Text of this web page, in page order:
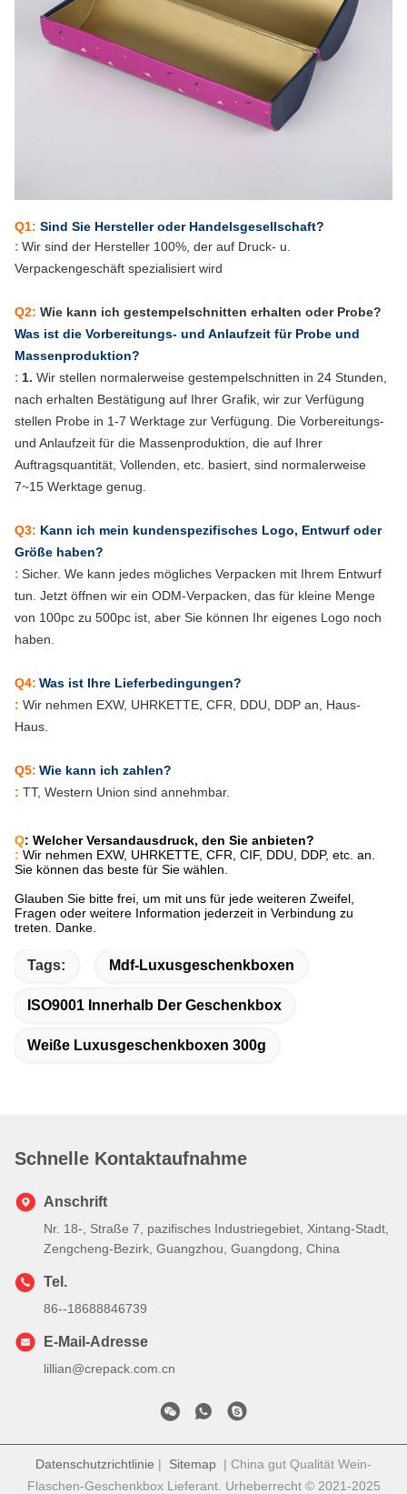
Q1: Sind Sie Hersteller oder Handelsgesellschaft?
: Wir sind der Hersteller 100%, der auf Druck- u.
Verpackengeschäft spezialisiert wird
Q2: Wie kann ich gestempelschnitten erhalten oder Probe?
Was ist die Vorbereitungs- und Anlaufzeit für Probe und
Massenproduktion?
: 1. Wir stellen normalerweise gestempelschnitten in 24 Stunden,
nach erhalten Bestätigung auf Ihrer Grafik, wir zur Verfügung
stellen Probe in 1-7 Werktage zur Verfügung. Die Vorbereitungs-
und Anlaufzeit für die Massenproduktion, die auf Ihrer
Auftragsquantität, Vollenden, etc. basiert, sind normalerweise
7~15 Werktage genug.
Q3: Kann ich mein kundenspezifisches Logo, Entwurf oder
Größe haben?
: Sicher. We kann jedes mögliches Verpacken mit Ihrem Entwurf
tun. Jetzt öffnen wir ein ODM-Verpacken, das für kleine Menge
von 100pc zu 500pc ist, aber Sie können Ihr eigenes Logo noch
haben.
Q4: Was ist Ihre Lieferbedingungen?
: Wir nehmen EXW, UHRKETTE, CFR, DDU, DDP an, Haus-
Haus.
Q5: Wie kann ich zahlen?
: TT, Western Union sind annehmbar.
Q: Welcher Versandausdruck, den Sie anbieten?
: Wir nehmen EXW, UHRKETTE, CFR, CIF, DDU, DDP, etc. an.
Sie können das beste für Sie wählen.
Glauben Sie bitte frei, um mit uns für jede weiteren Zweifel,
Fragen oder weitere Information jederzeit in Verbindung zu
treten. Danke.
Tags: Mdf-Luxusgeschenkboxen
ISO9001 Innerhalb Der Geschenkbox
Weiße Luxusgeschenkboxen 300g
Schnelle Kontaktaufnahme
Anschrift
Nr. 18-, Straße 7, pazifisches Industriegebiet, Xintang-Stadt,
Zengcheng-Bezirk, Guangzhou, Guangdong, China
Tel.
86--18688846739
E-Mail-Adresse
lillian@crepack.com.cn
Datenschutzrichtlinie | Sitemap | China gut Qualität Wein-
Flaschen-Geschenkbox Lieferant. Urheberrecht © 2021-2025